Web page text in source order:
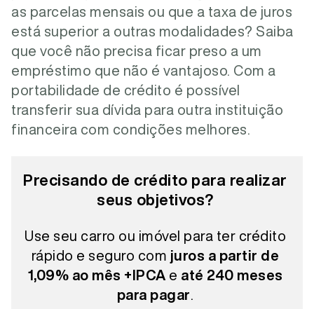
as parcelas mensais ou que a taxa de juros
está superior a outras modalidades? Saiba
que você não precisa ficar preso a um
empréstimo que não é vantajoso. Com a
portabilidade de crédito é possível
transferir sua dívida para outra instituição
financeira com condições melhores.
Precisando de crédito para realizar
seus objetivos?
Use seu carro ou imóvel para ter crédito
rápido e seguro com juros a partir de
1,09% ao mês +IPCA e até 240 meses
para pagar